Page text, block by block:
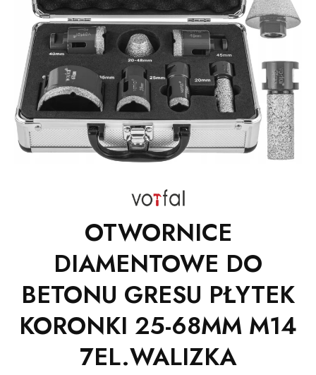
OTWORNICE
DIAMENTOWE DO
BETONU GRESU PŁYTEK
KORONKI 25-68MM M14
7EL.WALIZKA